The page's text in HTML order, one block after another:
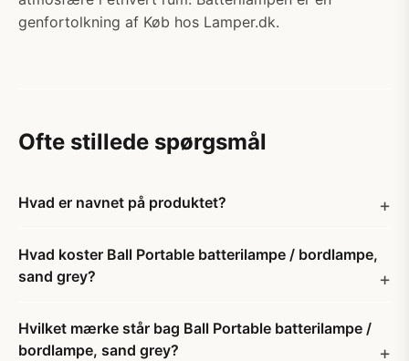
genfortolkning af Køb hos Lamper.dk.
Ofte stillede spørgsmål
Hvad er navnet på produktet?
Hvad koster Ball Portable batterilampe / bordlampe,
sand grey?
Hvilket mærke står bag Ball Portable batterilampe /
bordlampe, sand grey?